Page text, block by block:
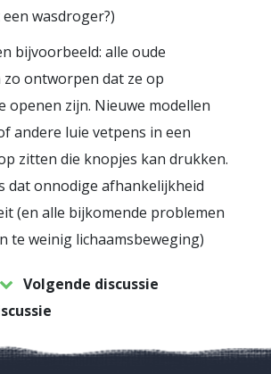
wasdroger?)
bijvoorbeeld: alle oude
zo ontworpen dat ze op
openen zijn. Nieuwe modellen
andere luie vetpens in een
zitten die knopjes kan drukken.
dat onnodige afhankelijkheid
(en alle bijkomende problemen
te weinig lichaamsbeweging)
Volgende discussie